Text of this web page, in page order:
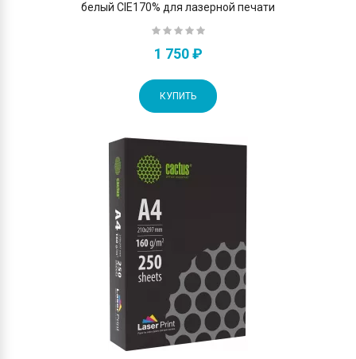
белый CIE170% для лазерной печати
1 750 ₽
КУПИТЬ